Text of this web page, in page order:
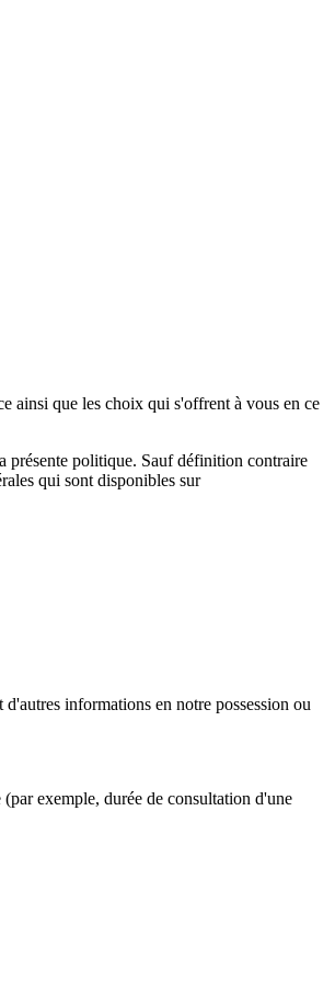
ainsi que les choix qui s'offrent à vous en ce
présente politique. Sauf définition contraire
qui sont disponibles sur
informations en notre possession ou
exemple, durée de consultation d'une